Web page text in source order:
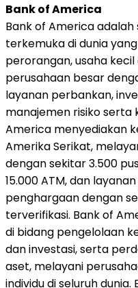
Bank of America
Bank of America
terkemuka di dunia
perorangan, usaha
perusahaan besar
layanan perbankan,
manajemen risiko serta
America menyediakan
Amerika Serikat,
dengan sekitar 3.500
15.000 ATM, dan
penghargaan dengan
terverifikasi. Bank of
di bidang pengelolaan
dan investasi, serta
aset, melayani
individu di seluruh